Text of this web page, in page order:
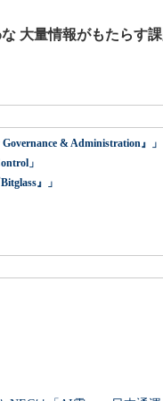
& Administration』」
」
』」